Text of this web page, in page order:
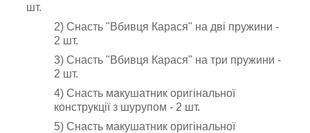
шт.
2) Снасть "Вбивця Карася" на дві пружини -
2 шт.
3) Снасть "Вбивця Карася" на три пружини -
2 шт.
4) Снасть макушатник оригінальної
конструкції з шурупом - 2 шт.
5) Снасть макушатник оригінальної